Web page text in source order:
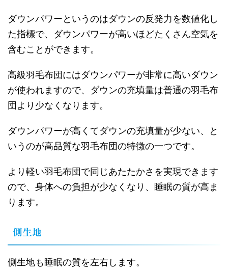
ダウンパワーというのはダウンの反発力を数値化し
た指標で、ダウンパワーが高いほどたくさん空気を
含むことができます。
高級羽毛布団にはダウンパワーが非常に高いダウン
が使われますので、ダウンの充填量は普通の羽毛布
団より少なくなります。
ダウンパワーが高くてダウンの充填量が少ない、と
いうのが高品質な羽毛布団の特徴の一つです。
より軽い羽毛布団で同じあたたかさを実現できます
ので、身体への負担が少なくなり、睡眠の質が高ま
ります。
側生地
側生地も睡眠の質を左右します。